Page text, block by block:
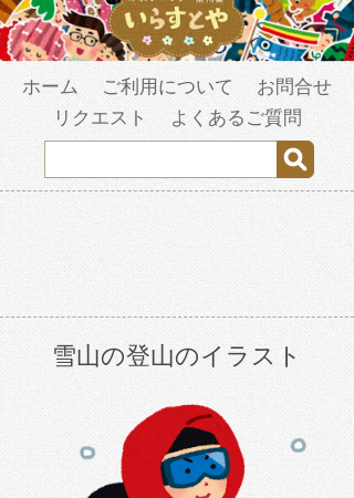
ホーム ご利用について
お問合せ
リクエスト
よくあるご質問
雪山の登山のイラスト